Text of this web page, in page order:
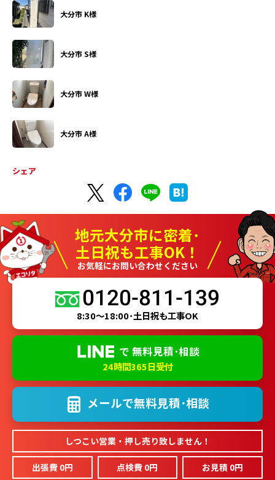
大分市 K様
大分市 S様
大分市 W様
大分市 A様
シェア
地元大分市に密着･
土日祝も工事OK！
お気軽にお問い合わせください
0120-811-139
8:30～18:00･土日祝も工事OK
で 無料見積･相談
24時間365日受付
メールで無料見積･相談
しつこい営業・押し売り致しません！
出張費 0円 点検費 0円 お見積 0円